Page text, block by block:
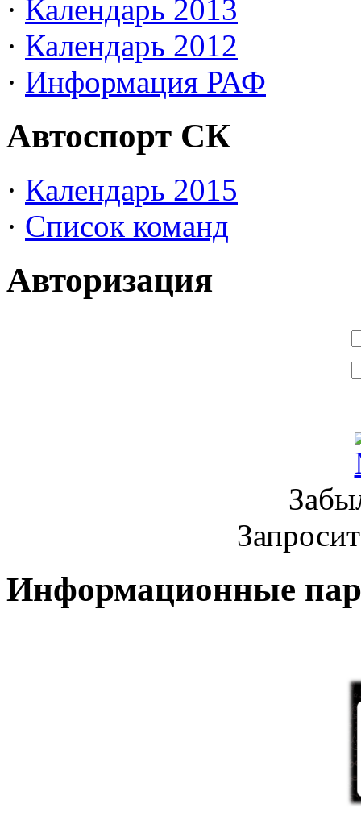
· Календарь 2013
· Календарь 2012
· Информация РАФ
Автоспорт СК
· Календарь 2015
· Список команд
Авторизация
Информационные